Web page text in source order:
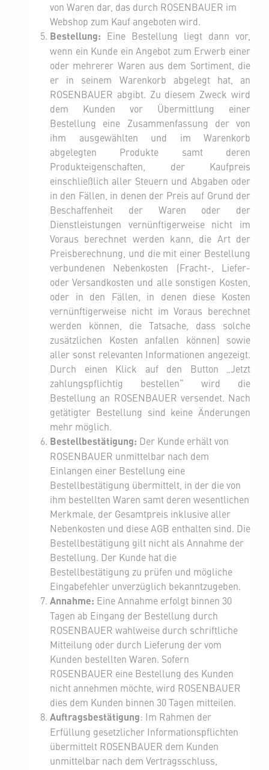
von Waren dar, das durch ROSENBAUER im
Webshop zum Kauf angeboten wird.
Bestellung: Eine Bestellung liegt dann vor,
wenn ein Kunde ein Angebot zum Erwerb einer
oder mehrerer Waren aus dem Sortiment, die
er in seinem Warenkorb abgelegt hat, an
ROSENBAUER abgibt. Zu diesem Zweck wird
dem Kunden vor Übermittlung einer
Bestellung eine Zusammenfassung der von
ihm ausgewählten und im Warenkorb
abgelegten Produkte samt deren
Produkteigenschaften, der Kaufpreis
einschließlich aller Steuern und Abgaben oder
in den Fällen, in denen der Preis auf Grund der
Beschaffenheit der Waren oder der
Dienstleistungen vernünftigerweise nicht im
Voraus berechnet werden kann, die Art der
Preisberechnung, und die mit einer Bestellung
verbundenen Nebenkosten (Fracht-, Liefer-
oder Versandkosten und alle sonstigen Kosten,
oder in den Fällen, in denen diese Kosten
vernünftigerweise nicht im Voraus berechnet
werden können, die Tatsache, dass solche
zusätzlichen Kosten anfallen können) sowie
aller sonst relevanten Informationen angezeigt.
Durch einen Klick auf den Button „Jetzt
zahlungspflichtig bestellen“ wird die
Bestellung an ROSENBAUER versendet. Nach
getätigter Bestellung sind keine Änderungen
mehr möglich.
Bestellbestätigung: Der Kunde erhält von
ROSENBAUER unmittelbar nach dem
Einlangen einer Bestellung eine
Bestellbestätigung übermittelt, in der die von
ihm bestellten Waren samt deren wesentlichen
Merkmale, der Gesamtpreis inklusive aller
Nebenkosten und diese AGB enthalten sind. Die
Bestellbestätigung gilt nicht als Annahme der
Bestellung. Der Kunde hat die
Bestellbestätigung zu prüfen und mögliche
Eingabefehler unverzüglich bekanntzugeben.
Annahme: Eine Annahme erfolgt binnen 30
Tagen ab Eingang der Bestellung durch
ROSENBAUER wahlweise durch schriftliche
Mitteilung oder durch Lieferung der vom
Kunden bestellten Waren. Sofern
ROSENBAUER eine Bestellung des Kunden
nicht annehmen möchte, wird ROSENBAUER
dies dem Kunden binnen 30 Tagen mitteilen.
Auftragsbestätigung: Im Rahmen der
Erfüllung gesetzlicher Informationspflichten
übermittelt ROSENBAUER dem Kunden
unmittelbar nach dem Vertragsschluss,